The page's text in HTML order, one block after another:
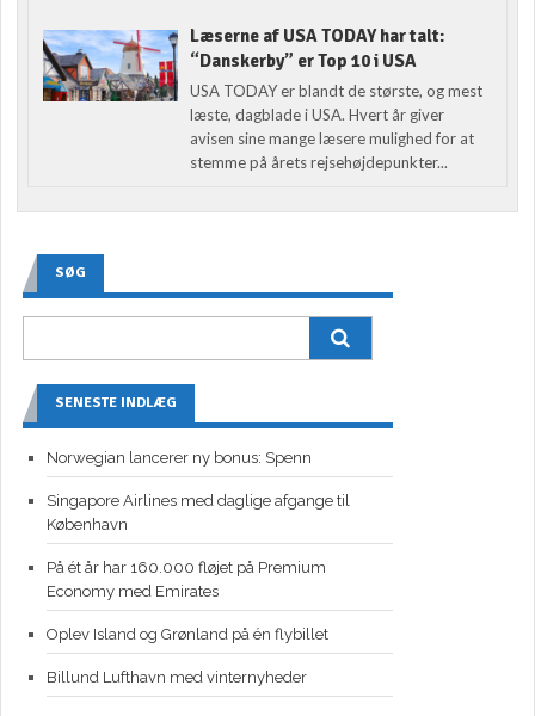
Læserne af USA TODAY har talt:
“Danskerby” er Top 10 i USA
USA TODAY er blandt de største, og mest
læste, dagblade i USA. Hvert år giver
avisen sine mange læsere mulighed for at
stemme på årets rejsehøjdepunkter...
SØG
SENESTE INDLÆG
Norwegian lancerer ny bonus: Spenn
Singapore Airlines med daglige afgange til
København
På ét år har 160.000 fløjet på Premium
Economy med Emirates
Oplev Island og Grønland på én flybillet
Billund Lufthavn med vinternyheder